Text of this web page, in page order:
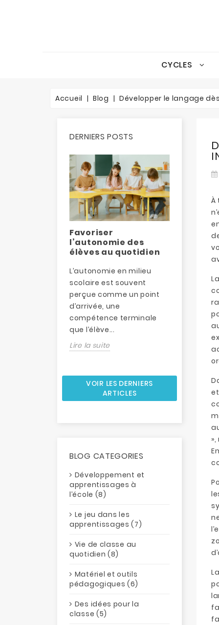
CYCLES
Accueil Blog Développer le langage
DERNIERS POSTS
Favoriser
l’autonomie des
élèves au quotidien
L’autonomie en milieu
scolaire est souvent
perçue comme un point
d’arrivée, une
compétence terminale
que l’élève...
Lire la suite
un pilier
Lire la
VOIR LES DERNIERS
ARTICLES
BLOG CATEGORIES
Développement et
apprentissages à
l’école (8)
Le jeu dans les
apprentissages (7)
Vie de classe au
quotidien (8)
Matériel et outils
pédagogiques (6)
Des idées pour la
classe (5)
À